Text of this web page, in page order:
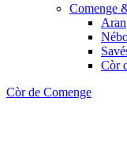
Comenge
Aran
Còr
Còr de Comenge